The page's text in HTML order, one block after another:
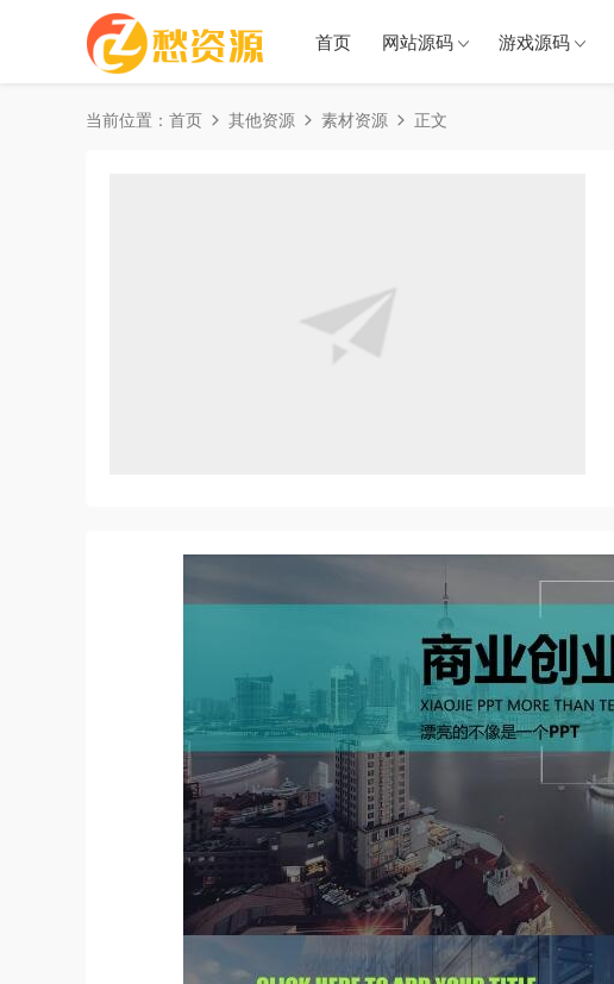
首页 网站源码 游戏源码
当前位置： 首页 其他资源 素材资源 正文